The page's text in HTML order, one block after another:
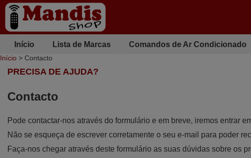
Início Lista de Marcas Comandos de Ar Condicionado
Início > Contacto
PRECISA DE AJUDA?
Contacto
Pode contactar-nos através do formulário e em breve, iremos entrar
Não se esqueça de escrever corretamente o seu e-mail para poder
Faça-nos chegar através deste formulário as suas dúvidas sobre os